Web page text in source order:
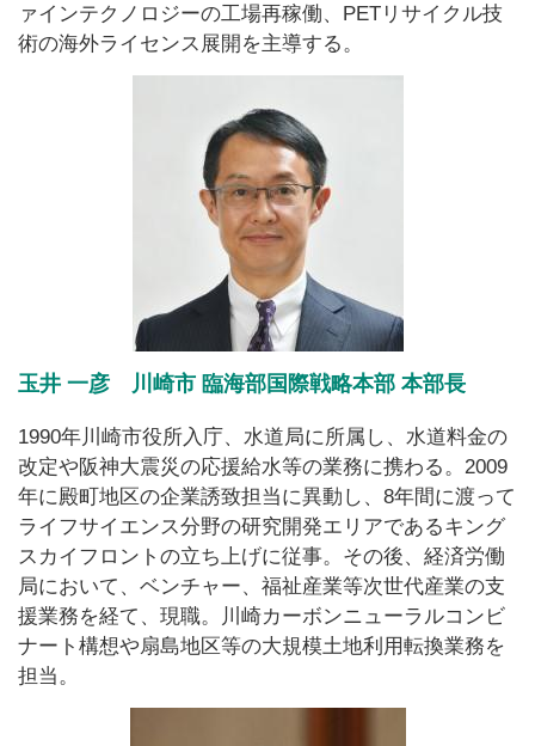
ァインテクノロジーの工場再稼働、PETリサイクル技
術の海外ライセンス展開を主導する。
玉井 一彦 川崎市 臨海部国際戦略本部 本部長
1990年川崎市役所入庁、水道局に所属し、水道料金の
改定や阪神大震災の応援給水等の業務に携わる。2009
年に殿町地区の企業誘致担当に異動し、8年間に渡って
ライフサイエンス分野の研究開発エリアであるキング
スカイフロントの立ち上げに従事。その後、経済労働
局において、ベンチャー、福祉産業等次世代産業の支
援業務を経て、現職。川崎カーボンニューラルコンビ
ナート構想や扇島地区等の大規模土地利用転換業務を
担当。